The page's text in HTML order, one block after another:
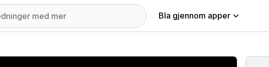
Bla gjennom apper
bilder